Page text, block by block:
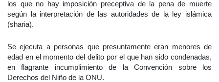
los que no hay imposición preceptiva de la pena de muerte
según la interpretación de las autoridades de la ley islámica
(sharia).
Se ejecuta a personas que presuntamente eran menores de
edad en el momento del delito por el que han sido condenadas,
en flagrante incumplimiento de la Convención sobre los
Derechos del Niño de la ONU.